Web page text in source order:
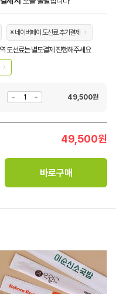
※ 네이버페이 도선료 추가결제
도선료는 별도결제 진행해주세요
49,500원
49,500원
바로구매